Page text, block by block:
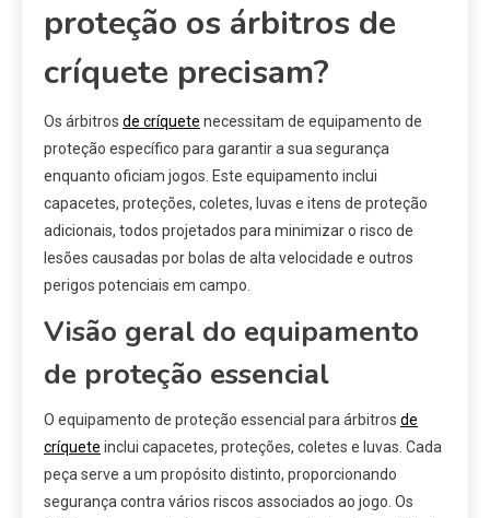
proteção os árbitros de
críquete precisam?
Os árbitros de críquete necessitam de equipamento de
proteção específico para garantir a sua segurança
enquanto oficiam jogos. Este equipamento inclui
capacetes, proteções, coletes, luvas e itens de proteção
adicionais, todos projetados para minimizar o risco de
lesões causadas por bolas de alta velocidade e outros
perigos potenciais em campo.
Visão geral do equipamento
de proteção essencial
O equipamento de proteção essencial para árbitros de
críquete inclui capacetes, proteções, coletes e luvas. Cada
peça serve a um propósito distinto, proporcionando
segurança contra vários riscos associados ao jogo. Os